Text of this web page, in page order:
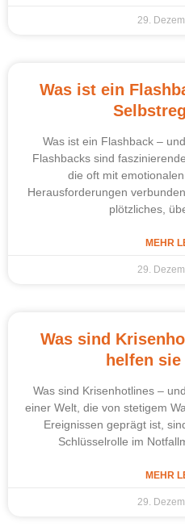
29.
Was ist ein
Was ist ein Flashback –
Flashbacks sind
die oft mit
Herausforderungen
plötzliches,
MEHR
29.
Was sind
helfen
Was sind Krisenhotlines –
einer Welt, die von stetigem
Ereignissen geprägt ist,
Schlüsselrolle im
MEHR
29.